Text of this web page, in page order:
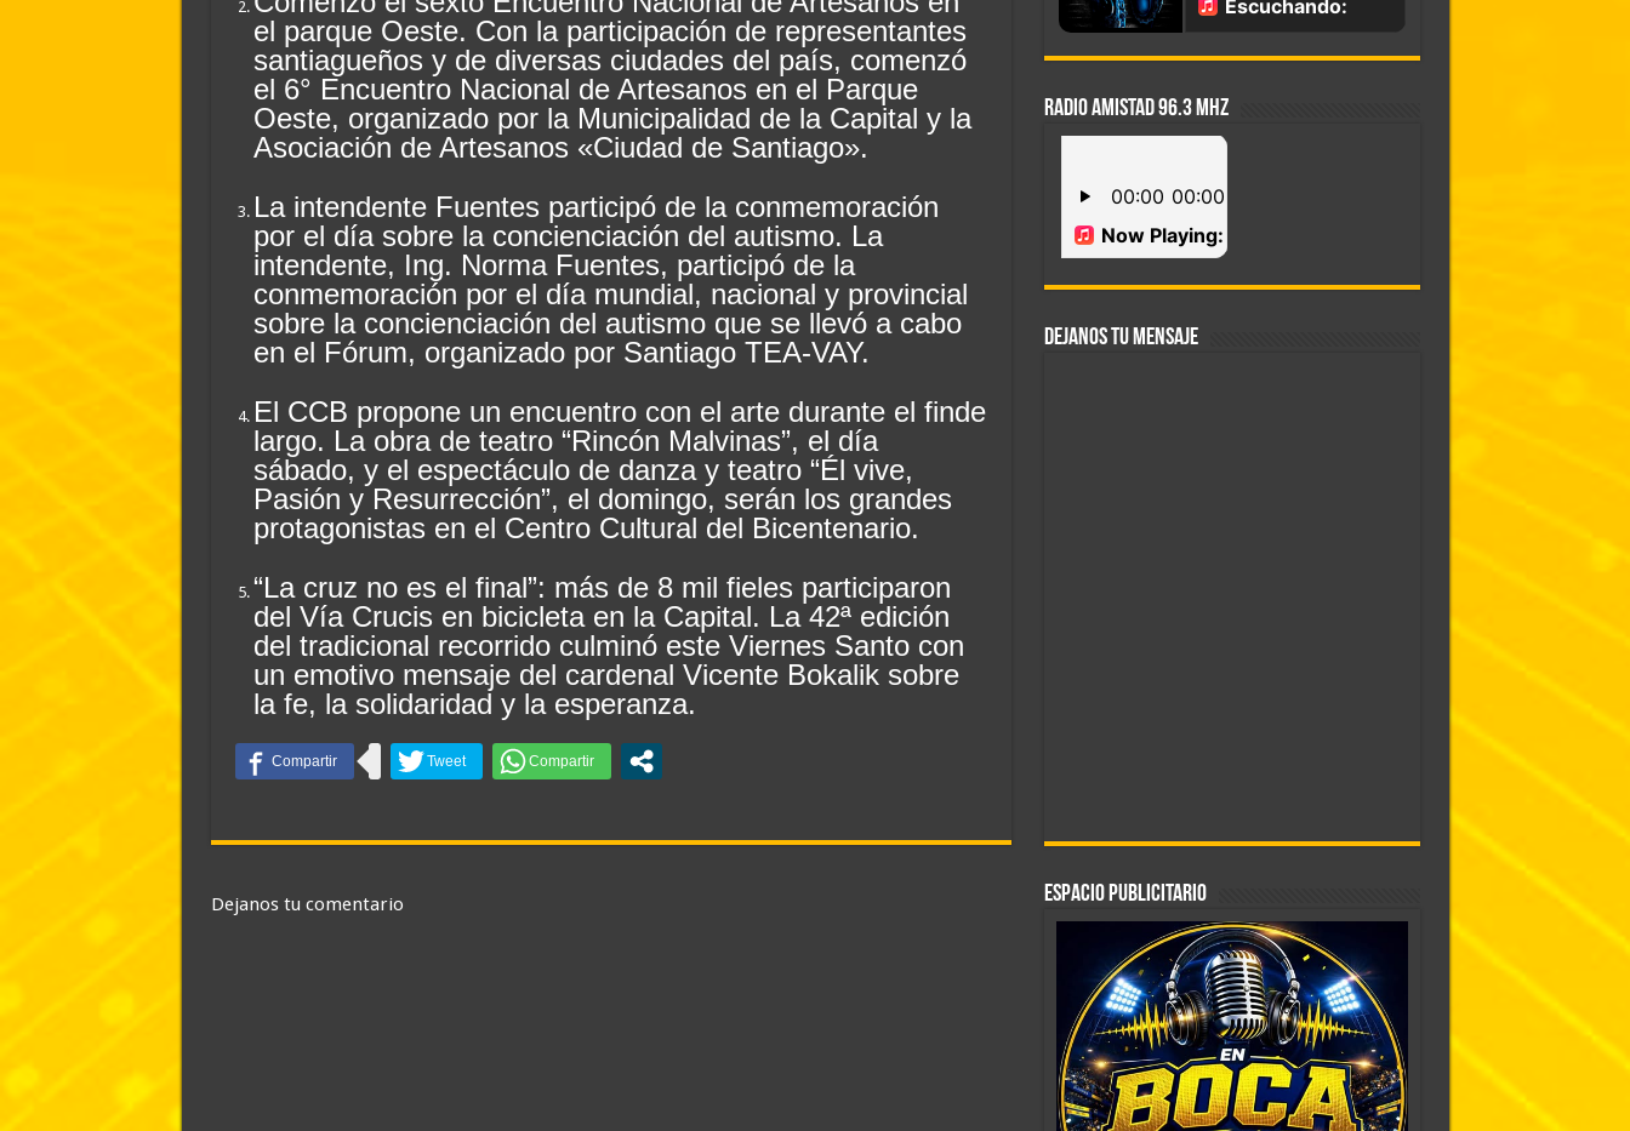
el parque Oeste. Con la participación de representantes
santiagueños y de diversas ciudades del país, comenzó
el 6° Encuentro Nacional de Artesanos en el Parque
Oeste, organizado por la Municipalidad de la Capital y la
Asociación de Artesanos «Ciudad de Santiago».
La intendente Fuentes participó de la conmemoración
por el día sobre la concienciación del autismo. La
intendente, Ing. Norma Fuentes, participó de la
conmemoración por el día mundial, nacional y provincial
sobre la concienciación del autismo que se llevó a cabo
en el Fórum, organizado por Santiago TEA-VAY.
El CCB propone un encuentro con el arte durante el finde
largo. La obra de teatro “Rincón Malvinas”, el día
sábado, y el espectáculo de danza y teatro “Él vive,
Pasión y Resurrección”, el domingo, serán los grandes
protagonistas en el Centro Cultural del Bicentenario.
“La cruz no es el final”: más de 8 mil fieles participaron
del Vía Crucis en bicicleta en la Capital. La 42ª edición
del tradicional recorrido culminó este Viernes Santo con
un emotivo mensaje del cardenal Vicente Bokalik sobre
la fe, la solidaridad y la esperanza.
Dejanos tu comentario
RADIO AMISTAD 96.3 MHZ
DEJANOS TU MENSAJE
ESPACIO PUBLICITARIO